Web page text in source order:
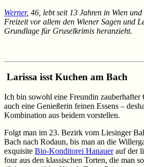
Werner, 46, lebt seit 13 Jahren in Wien
Freizeit vor allem den Wiener Sagen und
Grundlage für Gruselkrimis heranzieht.
Larissa isst Kuchen am Bach
Ich bin sowohl eine Freundin zauberhafter
auch eine Genießerin feinen Essens –
Kombination aus beidem vorstellen.
Folgt man im 23. Bezirk vom Liesinger
Bach nach Rodaun, bis man an die
exquisite Bio-Konditorei Hanauerauf der
four aus den klassischen Torten, die man